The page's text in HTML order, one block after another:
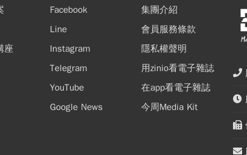
座
Facebook
Line
Instagram
Telegram
YouTube
Google News
集團介紹
會員服務條款
隱私權聲明
用zinio看電子雜誌
在app看電子雜誌
今周Media Kit